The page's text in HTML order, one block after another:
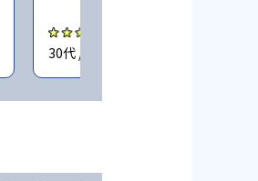
30代 / 東京都 女性